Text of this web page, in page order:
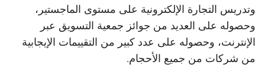
وتدريس التجارة الإلكترونية على مستوى الماجستير،
وحصوله على العديد من جوائز جمعية التسويق عبر
الإنترنت، وحصوله على عدد كبير من التقييمات الإيجابية
من شركات من جميع الأحجام.